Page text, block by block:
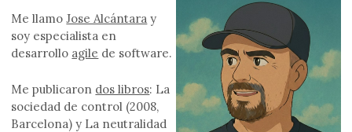
Me llamoJose Alcántara y
soy especialista en
desarrollo agile de software.
Me publicaron dos libros: La
sociedad de control (2008,
Barcelona) y La neutralidad